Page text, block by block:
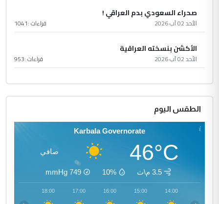
صحراء السعودي بدم العراقي !
الأحد 02 آب 2026 قراءات :1041
الأكشن بنسخته العراقية
الأحد 02 آب 2026 قراءات :953
الطقس اليوم
Karbala Governorate
46°C صافي
3.5 م\ث 10%
749
mmHg
14:00
15:00
16:00
17:00
18:00